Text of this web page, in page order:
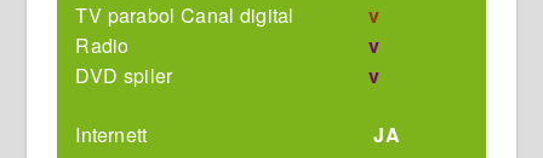
TV parabol Canal digital
v
Radio
v
DVD spiler
v
Internett JA